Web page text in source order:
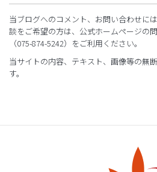
当ブログへのコメント、お問い合わせに
談をご希望の方は、公式ホームページの
（075-874-5242）をご利用ください。
当サイトの内容、テキスト、画像等の無
す。